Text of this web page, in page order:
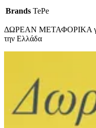
Brands TePe
ΔΩΡΕΑΝ ΜΕΤΑΦΟΡΙΚΑ για
την Ελλάδα